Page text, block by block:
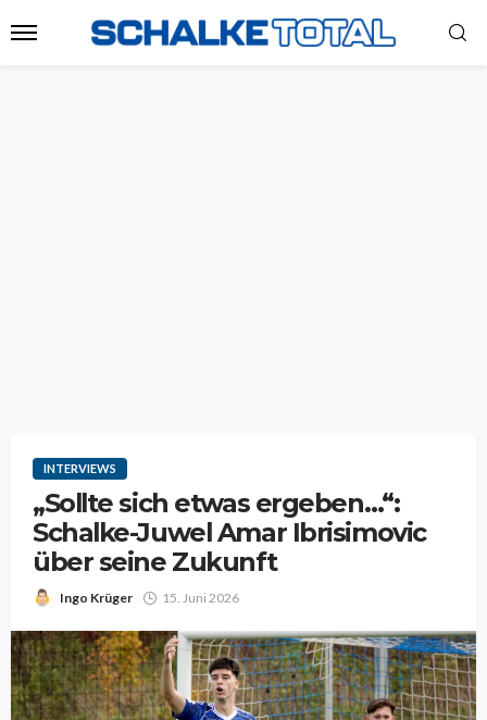
INTERVIEWS
„Sollte sich etwas ergeben…“:
Schalke-Juwel Amar Ibrisimovic
über seine Zukunft
Ingo Krüger 15. Juni 2026